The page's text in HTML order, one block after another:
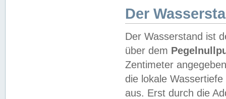
Der
Der Wasserstand ist
über dem
Zentimeter
die lokale
aus. Erst durch die